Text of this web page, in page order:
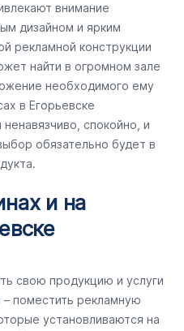
внимание
дизайном и ярким
рекламной конструкции
найти в огромном зале
необходимого ему
в Егорьевске
спокойно, и
обязательно будет в
и на
свою продукцию и услуги
поместить рекламную
установливаются на